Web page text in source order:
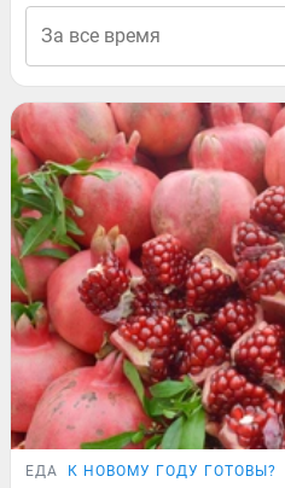
ЕДА К НОВОМУ ГОДУ ГОТОВЫ?